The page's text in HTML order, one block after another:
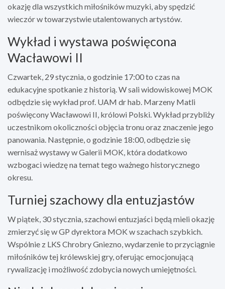
okazję dla wszystkich miłośników muzyki, aby spędzić
wieczór w towarzystwie utalentowanych artystów.
Wykład i wystawa poświęcona
Wacławowi II
Czwartek, 29 stycznia, o godzinie 17:00 to czas na
edukacyjne spotkanie z historią. W sali widowiskowej MOK
odbędzie się wykład prof. UAM dr hab. Marzeny Matli
poświęcony Wacławowi II, królowi Polski. Wykład przybliży
uczestnikom okoliczności objęcia tronu oraz znaczenie jego
panowania. Następnie, o godzinie 18:00, odbędzie się
wernisaż wystawy w Galerii MOK, która dodatkowo
wzbogaci wiedzę na temat tego ważnego historycznego
okresu.
Turniej szachowy dla entuzjastów
W piątek, 30 stycznia, szachowi entuzjaści będą mieli okazję
zmierzyć się w GP dyrektora MOK w szachach szybkich.
Wspólnie z LKS Chrobry Gniezno, wydarzenie to przyciągnie
miłośników tej królewskiej gry, oferując emocjonującą
rywalizację i możliwość zdobycia nowych umiejętności.